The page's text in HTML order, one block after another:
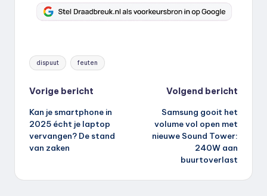
Tags:
dispuut feuten
Bericht
navigatie
Vorige bericht
Kan je smartphone in
2025 écht je laptop
vervangen? De stand
van zaken
Volgend bericht
Samsung gooit het
volume vol open met
nieuwe Sound Tower:
240W aan
buurtoverlast